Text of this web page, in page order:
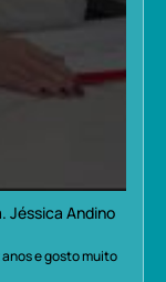
Jéssica Andino
anos e gosto muito